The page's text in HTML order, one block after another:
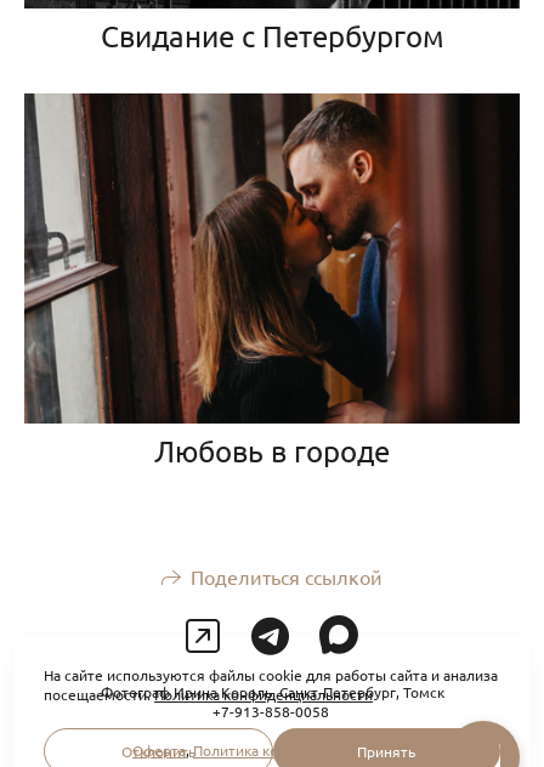
Свидание с Петербургом
Любовь в городе
Поделиться ссылкой
Фотограф Ирина Король, Санкт-Петербург, Томск
+7-913-858-0058
Оферта,Политика конфиденциальности
На сайте используются файлы cookie для работы сайта и анализа
посещаемости.Политика конфиденциальности
Отклонить Принять